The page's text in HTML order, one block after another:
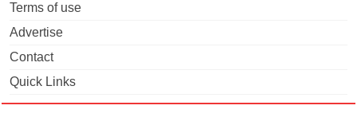
Terms of use
Advertise
Contact
Quick Links